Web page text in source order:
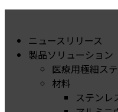
ニュースリリース
製品ソリューション
医療用極細ス
材料
ステンレ